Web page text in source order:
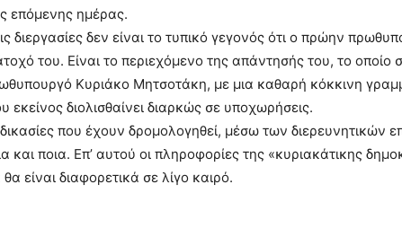
επόμενης ημέρας.
διεργασίες δεν είναι το τυπικό γεγονός ότι ο πρώην
του. Είναι το περιεχόμενο της απάντησής του, το
Κυριάκο Μητσοτάκη, με μια καθαρή κόκκινη
διολισθαίνει διαρκώς σε υποχωρήσεις.
που έχουν δρομολογηθεί, μέσω των διερευνητικών
και ποια. Επ’ αυτού οι πληροφορίες της «κυριακάτικης
είναι διαφορετικά σε λίγο καιρό.